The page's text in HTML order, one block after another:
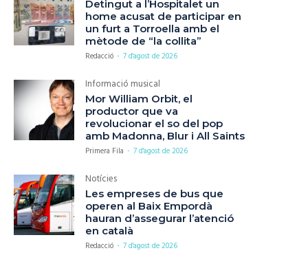
Detingut a l’Hospitalet un
home acusat de participar en
un furt a Torroella amb el
mètode de “la collita”
Redacció - 7 d'agost de 2026
Informació musical
Mor William Orbit, el
productor que va
revolucionar el so del pop
amb Madonna, Blur i All Saints
Primera Fila - 7 d'agost de 2026
Notícies
Les empreses de bus que
operen al Baix Empordà
hauran d’assegurar l’atenció
en català
Redacció - 7 d'agost de 2026